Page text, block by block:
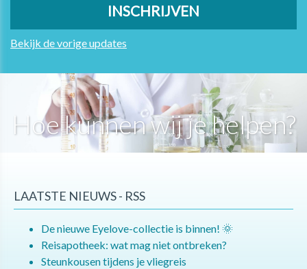
Bekijk de vorige updates
Hoe kunnen wij je helpen?
LAATSTE NIEUWS - RSS
De nieuwe Eyelove-collectie is binnen! 🌞
Reisapotheek: wat mag niet ontbreken?
Steunkousen tijdens je vliegreis